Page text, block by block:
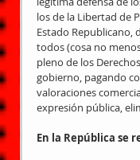
los de la Libertad de
Estado Republicano,
todos (cosa no
pleno de los
gobierno, pagando
valoraciones
expresión pública,
En la República se